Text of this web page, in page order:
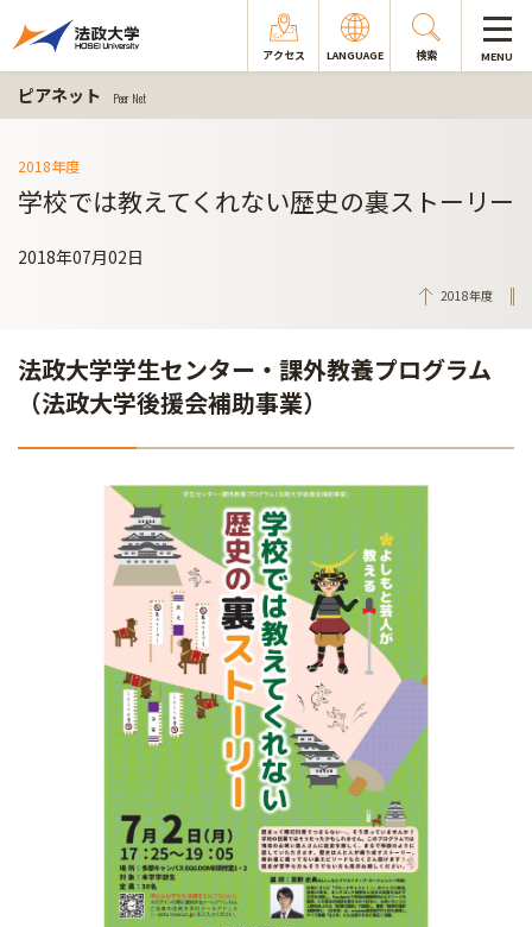
アクセス LANGUAGE 検索 MENU
ピアネット Peer Net
2018年度
学校では教えてくれない歴史の裏ストーリー
2018年07月02日
2018年度
法政大学学生センター・課外教養プログラム
（法政大学後援会補助事業）